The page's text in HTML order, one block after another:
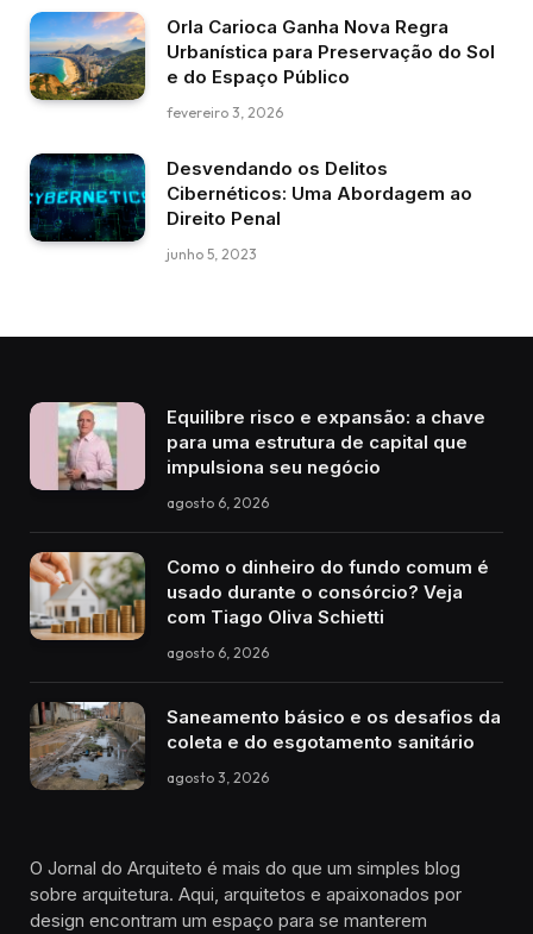
Orla Carioca Ganha Nova Regra
Urbanística para Preservação do Sol
e do Espaço Público
fevereiro 3, 2026
Desvendando os Delitos
Cibernéticos: Uma Abordagem ao
Direito Penal
junho 5, 2023
Equilibre risco e expansão: a chave
para uma estrutura de capital que
impulsiona seu negócio
agosto 6, 2026
Como o dinheiro do fundo comum é
usado durante o consórcio? Veja
com Tiago Oliva Schietti
agosto 6, 2026
Saneamento básico e os desafios da
coleta e do esgotamento sanitário
agosto 3, 2026
O Jornal do Arquiteto é mais do que um simples blog
sobre arquitetura. Aqui, arquitetos e apaixonados por
design encontram um espaço para se manterem